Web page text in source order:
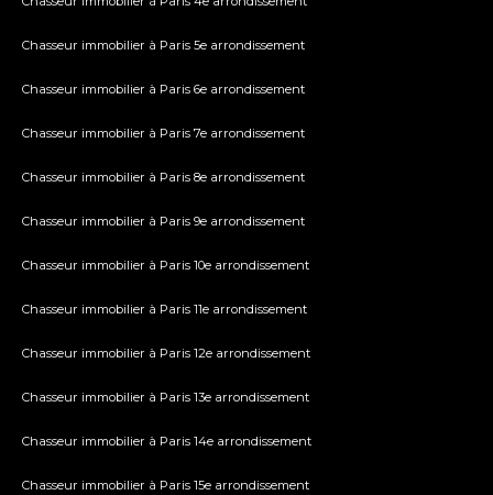
Chasseur immobilier à Paris 5e arrondissement
Chasseur immobilier à Paris 6e arrondissement
Chasseur immobilier à Paris 7e arrondissement
Chasseur immobilier à Paris 8e arrondissement
Chasseur immobilier à Paris 9e arrondissement
Chasseur immobilier à Paris 10e arrondissement
Chasseur immobilier à Paris 11e arrondissement
Chasseur immobilier à Paris 12e arrondissement
Chasseur immobilier à Paris 13e arrondissement
Chasseur immobilier à Paris 14e arrondissement
Chasseur immobilier à Paris 15e arrondissement